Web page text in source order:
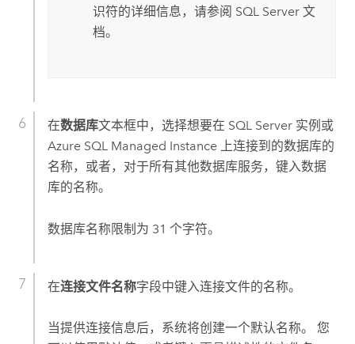
识符的详细信息，请参阅 SQL Server文
档。
在数据库文本框中，选择想要在 SQL Server实例或
Azure SQL Managed Instance上连接到的数据库的
名称，或者，对于所有其他数据库服务，键入数据
库的名称。
数据库名称限制为 31 个字符。
在连接文件名称字段中键入连接文件的名称。
当提供连接信息后，系统将创建一个默认名称。 您